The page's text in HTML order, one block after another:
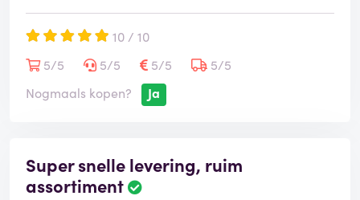
10 / 10
5/5
5/5 5/5
5/5
Nogmaals kopen?
Ja
Super snelle levering, ruim
assortiment